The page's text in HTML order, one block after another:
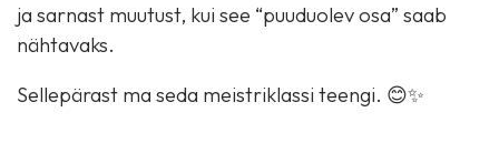
ja sarnast muutust, kui see “puuduolev osa” saab
nähtavaks.
Sellepärast ma seda meistriklassi teengi. 😊✨